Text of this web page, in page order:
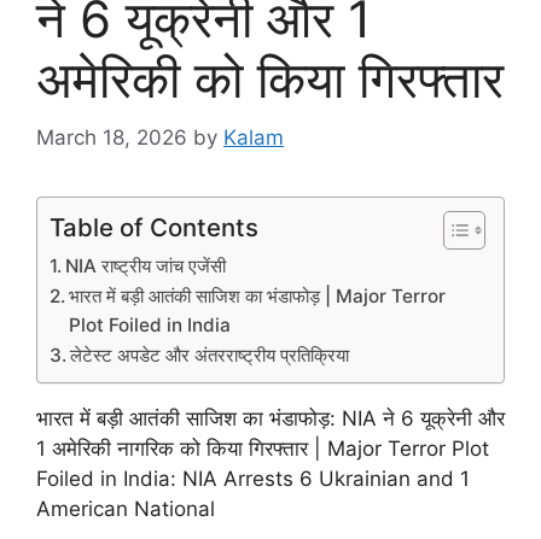
ने 6 यूक्रेनी और 1
अमेरिकी को किया गिरफ्तार
March 18, 2026 by Kalam
Table of Contents
NIA राष्ट्रीय जांच एजेंसी
भारत में बड़ी आतंकी साजिश का भंडाफोड़ | Major Terror
Plot Foiled in India
लेटेस्ट अपडेट और अंतरराष्ट्रीय प्रतिक्रिया
भारत में बड़ी आतंकी साजिश का भंडाफोड़: NIA ने 6 यूक्रेनी और
1 अमेरिकी नागरिक को किया गिरफ्तार | Major Terror Plot
Foiled in India: NIA Arrests 6 Ukrainian and 1
American National